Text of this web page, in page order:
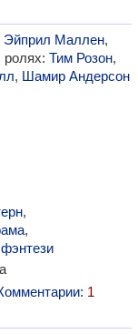
Эйприл Маллен,
ролях: Тим Розон,
, Шамир Андерсон
,
,
фэнтези
1